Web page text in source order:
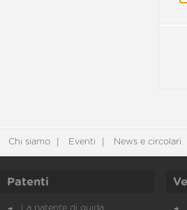
Chi siamo Eventi News e circolari
Patenti